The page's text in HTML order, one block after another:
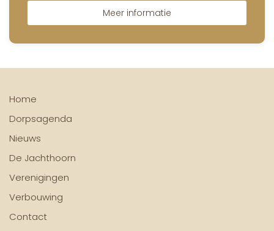
Meer informatie
Home
Dorpsagenda
Nieuws
De Jachthoorn
Verenigingen
Verbouwing
Contact